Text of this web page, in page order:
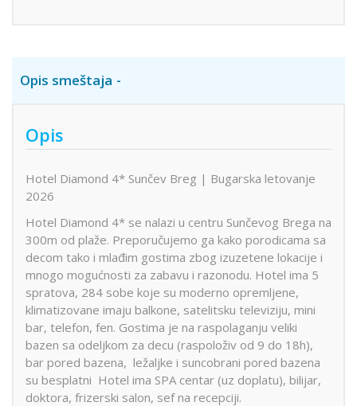
Opis smeštaja
Opis
Hotel Diamond 4* Sunčev Breg | Bugarska letovanje
2026
Hotel Diamond 4* se nalazi u centru Sunčevog Brega na
300m od plaže. Preporučujemo ga kako porodicama sa
decom tako i mlađim gostima zbog izuzetene lokacije i
mnogo mogućnosti za zabavu i razonodu. Hotel ima 5
spratova, 284 sobe koje su moderno opremljene,
klimatizovane imaju balkone, satelitsku televiziju, mini
bar, telefon, fen. Gostima je na raspolaganju veliki
bazen sa odeljkom za decu (raspoloživ od 9 do 18h),
bar pored bazena, ležaljke i suncobrani pored bazena
su besplatni Hotel ima SPA centar (uz doplatu), bilijar,
doktora, frizerski salon, sef na recepciji.